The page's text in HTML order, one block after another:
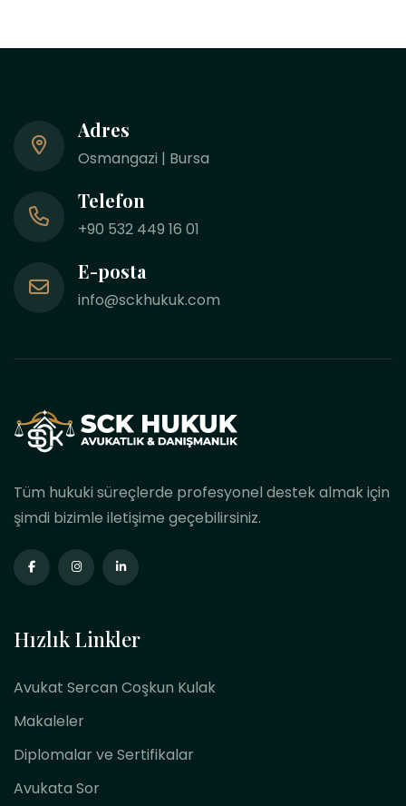
Adres
Osmangazi | Bursa
Telefon
+90 532 449 16 01
E-posta
info@sckhukuk.com
Tüm hukuki süreçlerde profesyonel destek almak için
şimdi bizimle iletişime geçebilirsiniz.
Hızlık Linkler
Avukat Sercan Coşkun Kulak
Makaleler
Diplomalar ve Sertifikalar
Avukata Sor